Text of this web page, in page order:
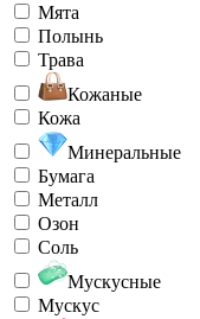
Мята
Полынь
Трава
Кожаные
Кожа
Минеральные
Бумага
Металл
Озон
Соль
Мускусные
Мускус